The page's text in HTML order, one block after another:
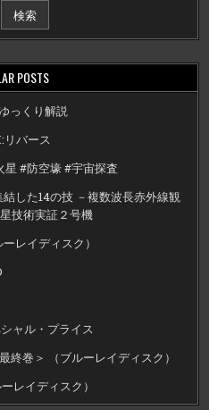
検索
POSTS
っくり解説
リバース
星 #防空壕 #宇宙探査
した14の技 －複数波長赤外線観
技術実証２号機
レイディスク）
ャル・プライス
終巻＞ （ブルーレイディスク）
レイディスク）